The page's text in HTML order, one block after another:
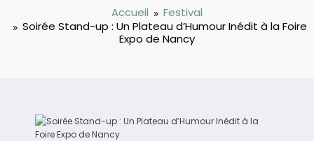
Accueil
Festival
Soirée Stand-up : Un Plateau d’Humour Inédit à la Foire
Expo de Nancy